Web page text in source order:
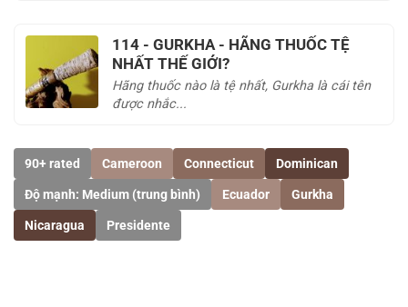
114 - GURKHA - HÃNG THUỐC TỆ
NHẤT THẾ GIỚI?
Hãng thuốc nào là tệ nhất, Gurkha là cái tên
được nhắc...
90+ rated Cameroon Connecticut Dominican
Độ mạnh: Medium (trung bình) Ecuador Gurkha
Nicaragua Presidente